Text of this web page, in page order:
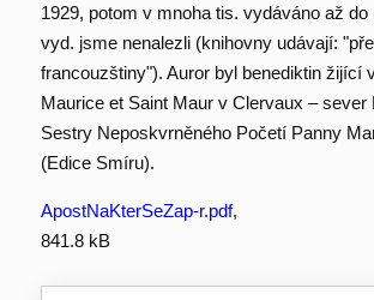
1929, potom v mnoha tis. vydáváno až do
vyd. jsme nenalezli (knihovny udávají:
francouzštiny"). Auror byl benediktin žijící
Maurice et Saint Maur v Clervaux – sever
Sestry Neposkvrněného Početí Panny
(Edice Smíru).
ApostNaKterSeZap-r.pdf,
841.8 kB